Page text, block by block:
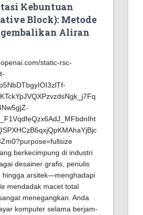
Kebuntuan
Block): Metode
Aliran
berkecimpung di industri
desainer grafis, penulis
hingga arsitek—menghadapi
mendadak macet total
menegangkan. Anda
komputer selama berjam-